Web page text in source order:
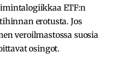
ETF:n
erotusta. Jos
veroilmastossa suosia
osingot.